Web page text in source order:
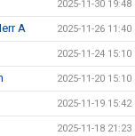
2025-11-30 19:48
A 2025-11-26 11:40
2025-11-24 15:10
2025-11-20 15:10
2025-11-19 15:42
2025-11-18 21:23